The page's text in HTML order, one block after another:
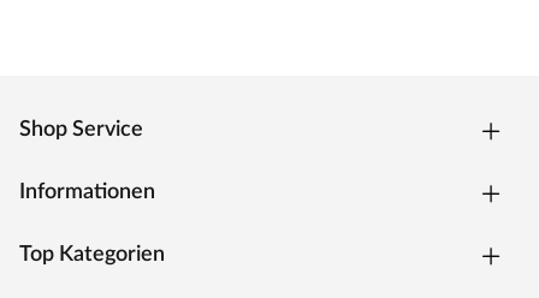
Shop Service
Informationen
Top Kategorien